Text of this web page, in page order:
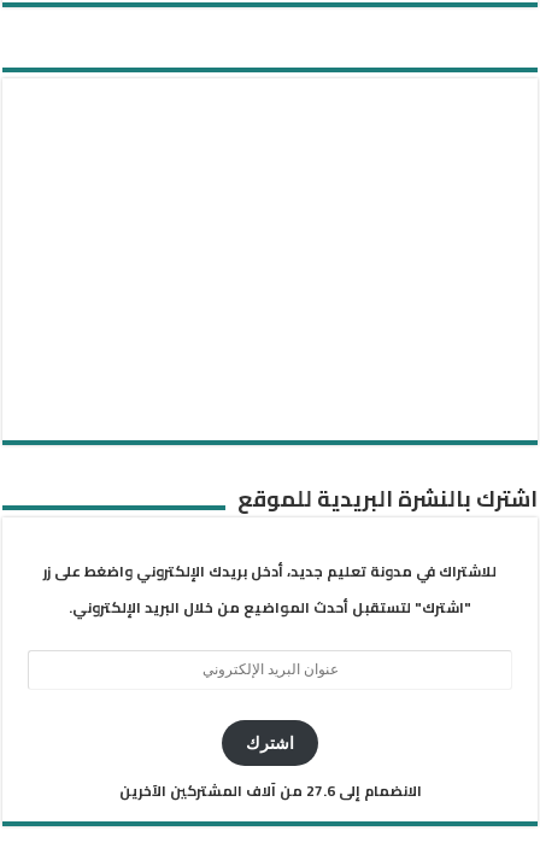
اشترك بالنشرة البريدية للموقع
للاشتراك في مدونة تعليم جديد، أدخل بريدك الإلكتروني واضغط على زر
"اشترك" لتستقبل أحدث المواضيع من خلال البريد الإلكتروني.
اشترك
الانضمام إلى 27.6 من آلاف المشتركين الآخرين